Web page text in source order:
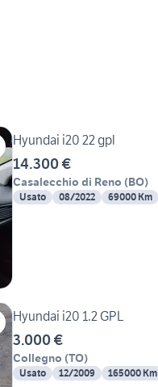
Hyundai i20 22 gpl
14.300 €
Casalecchio di Reno (BO)
Usato 08/2022 69000 Km
Hyundai i20 1.2 GPL
3.000 €
Collegno (TO)
Usato 12/2009 165000 Km